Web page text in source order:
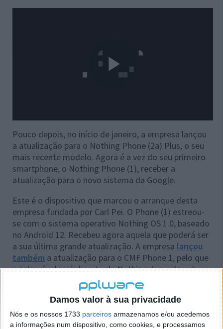
Damos valor à sua privacidade
Nós e os nossos 1733 parceiros armazenamos e/ou acedemos
a informações num dispositivo, como cookies, e processamos
Pouco depois, no início de janeiro, a empresa lançou
a atualização para o Nothing Phone (2a) Plus, o seu
mais recente modelo. Agora é a vez do seu primeiro
smartphone, o Nothing Phone (1), receber a
atualização para o novo sistema da Google.
Este é o dispositivo que marcou o arranque desta
empresa fundada por Carl Pei. O Phone (1) estreou-
se com o sistema operativo Nothing OS 1.0, baseado
no Android 12. Recebeu agora aquela que poderá ser
a sua última grande atualização. A empresa lançou
também a atualização para o CMF Phone 1, pelo que
o telemóvel mais barato da Nothing, lançado sob a
submarca CMF, também acaba de receber o Android